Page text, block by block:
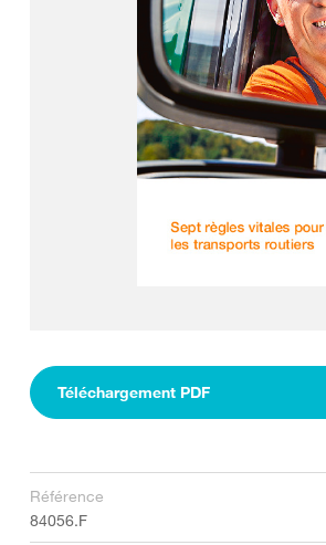
Téléchargement PDF
Référence
84056.F